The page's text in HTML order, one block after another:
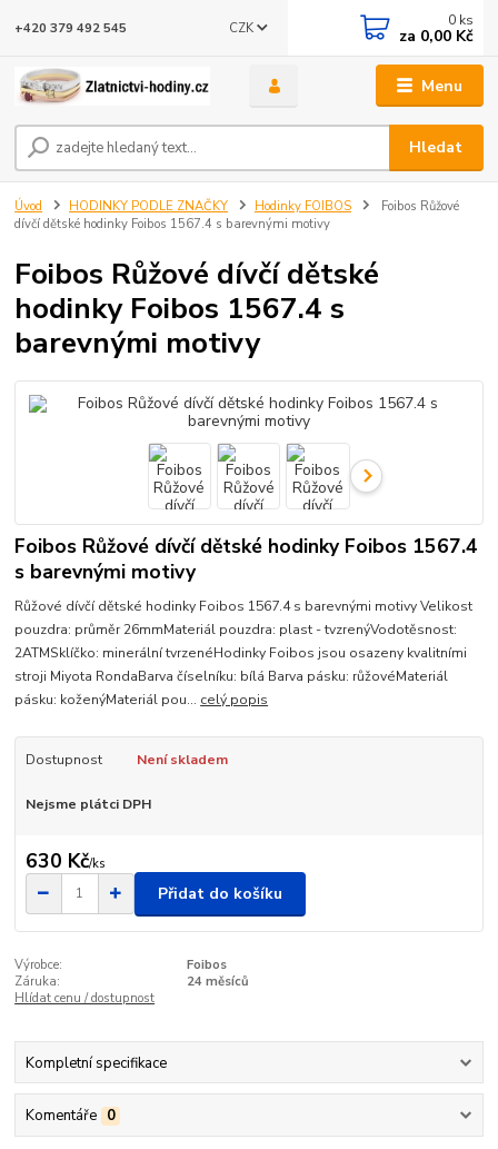
Menu
CZK
Hledat
+420 379 492 545 0 ks
za 0,00 Kč
Úvod HODINKY PODLE ZNAČKY Hodinky FOIBOS
Foibos Růžové
dívčí dětské hodinky Foibos 1567.4 s barevnými motivy
Foibos Růžové dívčí dětské
hodinky Foibos 1567.4 s
barevnými motivy
Foibos Růžové dívčí dětské hodinky Foibos 1567.4
s barevnými motivy
Růžové dívčí dětské hodinky Foibos 1567.4 s barevnými motivy Velikost
pouzdra: průměr 26mmMateriál pouzdra: plast - tvzrenýVodotěsnost:
2ATMSklíčko: minerální tvrzenéHodinky Foibos jsou osazeny kvalitními
stroji Miyota RondaBarva číselníku: bílá Barva pásku: růžovéMateriál
pásku: koženýMateriál pou... celý popis
Dostupnost Není skladem
Nejsme plátci DPH
630 Kč/ks
Přidat do košíku
Výrobce:
Foibos
Záruka:
24 měsíců
Hlídat cenu / dostupnost
Kompletní specifikace
Komentáře 0